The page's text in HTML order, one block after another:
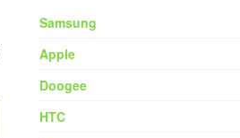
Samsung
Apple
Doogee
HTC